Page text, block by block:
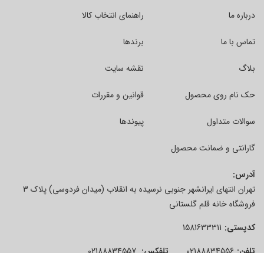
درباره ما
تماس با ما
بلاگ
حک نام روی محصول
سوالات متداول
گارانتی و ضمانت محصول
راهنمای انتخاب کالا
برندها
نقشه سایت
قوانین و مقررات
پیوندها
آدرس:
تهران انتهای ایرانشهر جنوبی نرسیده به انقلاب (میدان فردوسی) پلاک 3
فروشگاه خانه قلم گلستانی
کدپستی: 1581633311